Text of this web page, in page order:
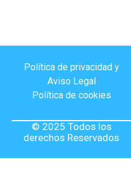
Política de privacidad y
Aviso Legal
Política de cookies
© 2025 Todos los
derechos Reservados